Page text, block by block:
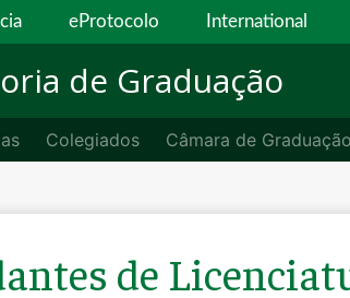
eProtocolo International
de Graduação
Colegiados Câmara de Graduação
de